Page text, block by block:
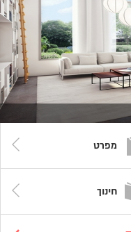
מפרט
חינוך